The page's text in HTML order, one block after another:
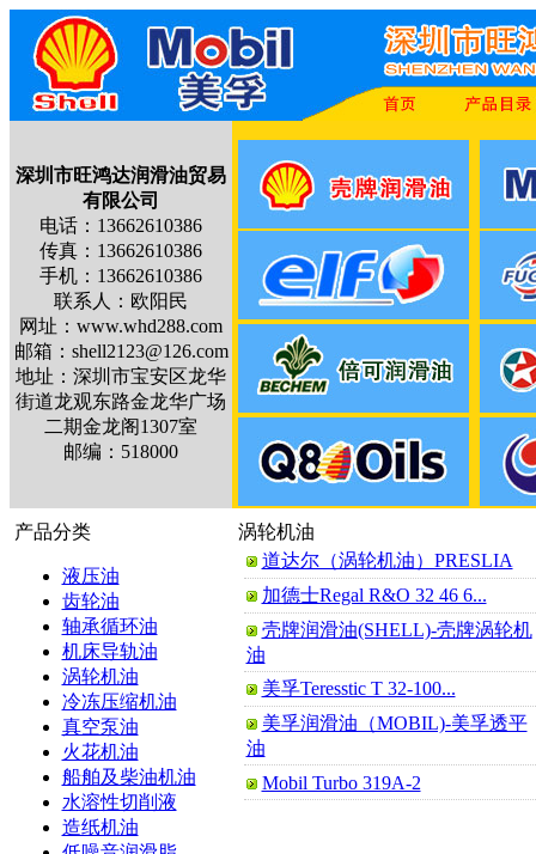
深圳市旺鸿达润滑油贸易
有限公司
电话：13662610386
传真：13662610386
手机：13662610386
联系人：欧阳民
网址：www.whd288.com
邮箱：shell2123@126.com
地址：深圳市宝安区龙华
街道龙观东路金龙华广场
二期金龙阁1307室
邮编：518000
产品分类
液压油
齿轮油
轴承循环油
机床导轨油
涡轮机油
冷冻压缩机油
真空泵油
火花机油
船舶及柴油机油
水溶性切削液
造纸机油
涡轮机油
道达尔（涡轮机油）PRESLIA
加德士Regal R&O 32 46 6...
壳牌润滑油(SHELL)-壳牌涡轮机
油
美孚Teresstic T 32-100...
美孚润滑油（MOBIL)-美孚透平
油
Mobil Turbo 319A-2